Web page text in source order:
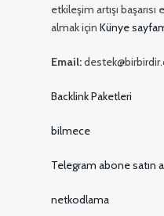
etkileşim artışı
almak içinKünye
Email:
Backlink Paketleri
bilmece
Telegram abone satın
netkodlama